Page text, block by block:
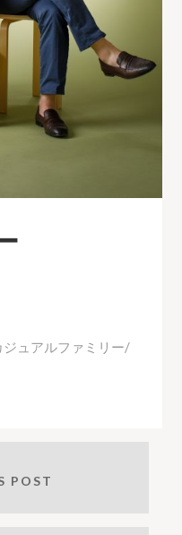
ジュアルファミリー/
POST